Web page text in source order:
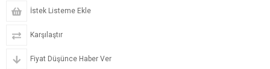
İstek Listeme Ekle
Karşılaştır
Fiyat Düşünce Haber Ver